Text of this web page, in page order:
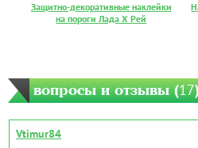
Защитно-декоративные наклейки
на пороги Лада Х Рей
вопросы и отзывы (17
Vtimur84